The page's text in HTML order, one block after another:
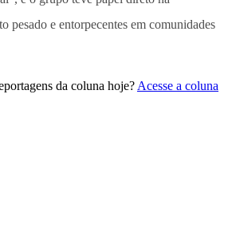
pesado e entorpecentes em comunidades
da coluna hoje? Acesse a coluna